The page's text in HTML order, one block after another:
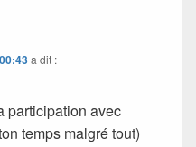
a dit :
participation avec
temps malgré tout)